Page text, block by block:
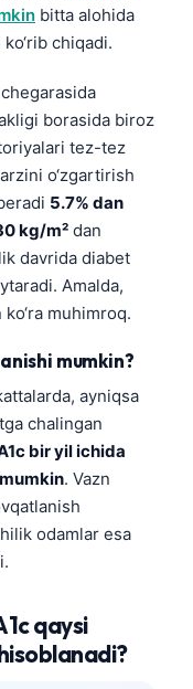
bitta alohida
chiqadi.
borasida biroz
tez-tez
o‘zgartirish
5.7% dan
kg/m² dan
davrida diabet
Amalda,
muhimroq.
mumkin?
ayniqsa
chalingan
bir yil ichida
. Vazn
odamlar esa
qaysi